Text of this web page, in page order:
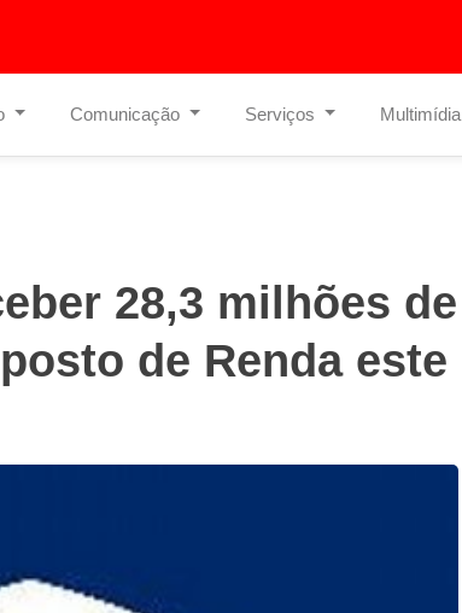
Comunicação Serviços Multimídia
28,3 milhões de
de Renda este